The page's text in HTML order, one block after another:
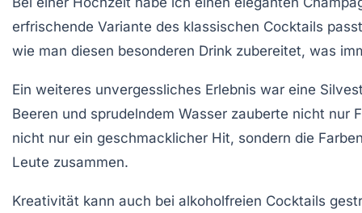
erfrischende Variante des klassischen Cocktails
wie man diesen besonderen Drink zubereitet, was
Ein weiteres unvergessliches Erlebnis war eine
Beeren und sprudelndem Wasser zauberte nicht nur
nicht nur ein geschmacklicher Hit, sondern die
Leute zusammen.
Kreativität kann auch bei alkoholfreien Cocktails